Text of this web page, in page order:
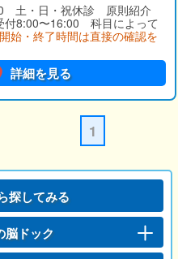
土・日・祝休診 原則紹介
8:00〜16:00 科目によって
開始・終了時間は直接の確認を
詳細を見る
1
探してみる
脳ドック